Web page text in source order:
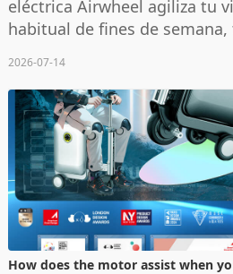
eléctrica Airwheel agiliza tu
habitual de fines de
2026-07-14
How does the motor assist when